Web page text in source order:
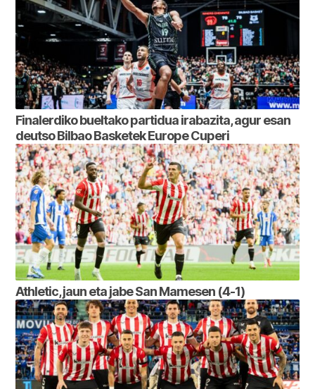
Finalerdiko bueltako partidua irabazita, agur esan
deutso Bilbao Basketek Europe Cuperi
Athletic, jaun eta jabe San Mamesen (4-1)